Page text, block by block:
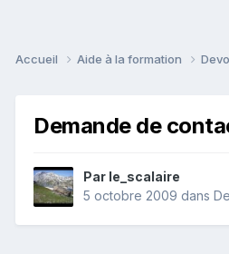
Accueil Aide à la formation
Demande de
Par le_scalaire
5 octobre 2009 dans